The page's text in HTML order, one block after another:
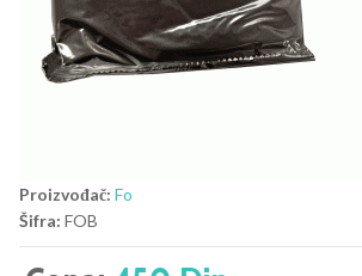
Proizvođač: Fo
Šifra: FOB